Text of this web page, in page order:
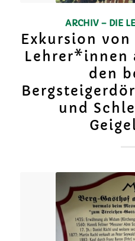
ARCHIV – DIE
Exkursion von
Lehrer*innen
den
und